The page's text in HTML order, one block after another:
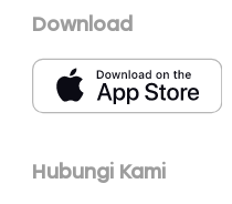
Download
Hubungi Kami